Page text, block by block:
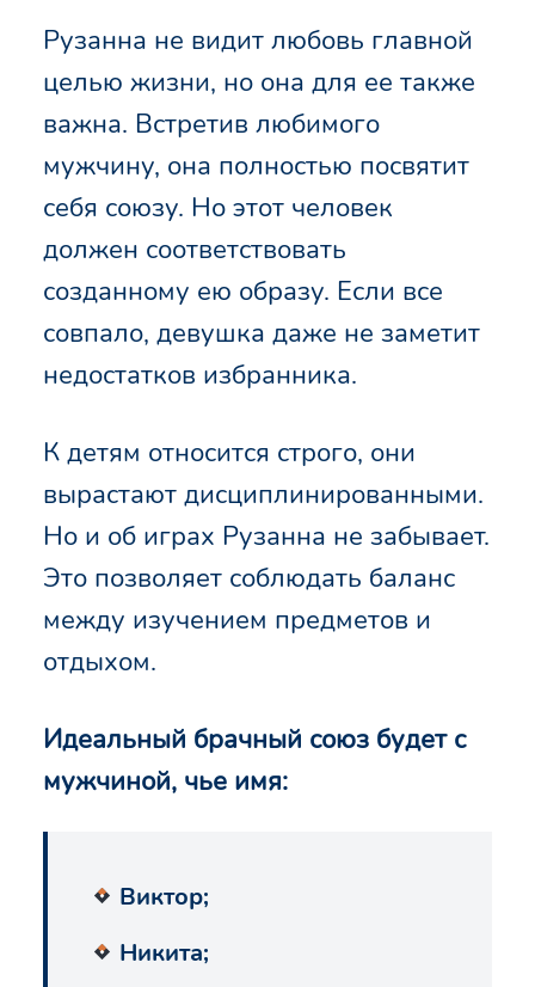
Рузанна не видит любовь главной
целью жизни, но она для ее также
важна. Встретив любимого
мужчину, она полностью посвятит
себя союзу. Но этот человек
должен соответствовать
созданному ею образу. Если все
совпало, девушка даже не заметит
недостатков избранника.
К детям относится строго, они
вырастают дисциплинированными.
Но и об играх Рузанна не забывает.
Это позволяет соблюдать баланс
между изучением предметов и
отдыхом.
Идеальный брачный союз будет с
мужчиной, чье имя:
Виктор;
Никита;